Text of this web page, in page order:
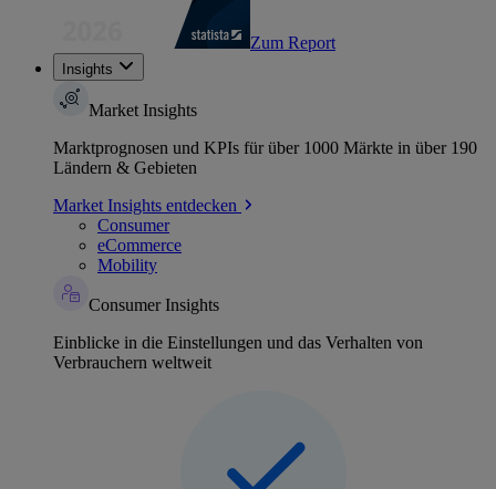
Zum Report
Insights
Market Insights
Marktprognosen und KPIs für über 1000 Märkte in über 190
Ländern & Gebieten
Market Insights entdecken
Consumer
eCommerce
Mobility
Consumer Insights
Einblicke in die Einstellungen und das Verhalten von
Verbrauchern weltweit